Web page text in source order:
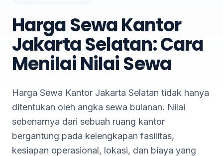
Harga Sewa Kantor
Jakarta Selatan: Cara
Menilai Nilai Sewa
Harga Sewa Kantor Jakarta Selatan tidak hanya
ditentukan oleh angka sewa bulanan. Nilai
sebenarnya dari sebuah ruang kantor
bergantung pada kelengkapan fasilitas,
kesiapan operasional, lokasi, dan biaya yang